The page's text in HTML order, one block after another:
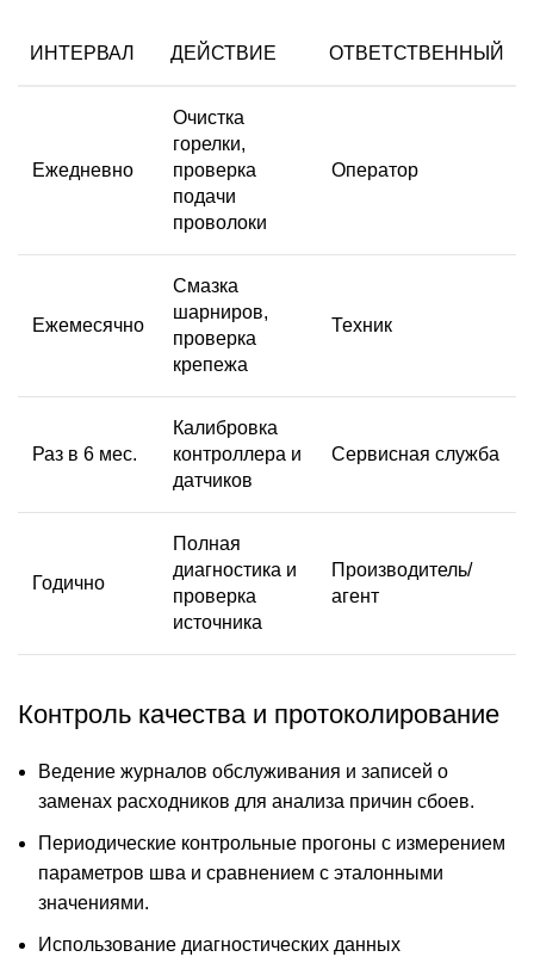
ИНТЕРВАЛ ДЕЙСТВИЕ ОТВЕТСТВЕННЫЙ
Ежедневно
Очистка
горелки,
проверка
подачи
проволоки
Оператор
Ежемесячно
Смазка
шарниров,
проверка
крепежа
Техник
Раз в 6 мес.
Калибровка
контроллера и
датчиков
Сервисная служба
Годично
Полная
диагностика и
проверка
источника
Производитель/
агент
Контроль качества и протоколирование
Ведение журналов обслуживания и записей о
заменах расходников для анализа причин сбоев.
Периодические контрольные прогоны с измерением
параметров шва и сравнением с эталонными
значениями.
Использование диагностических данных